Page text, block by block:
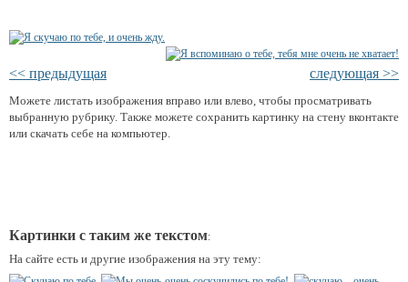
<< предыдущая следующая >>
Можете листать изображения вправо или влево, чтобы просматривать
выбранную рубрику. Также можете сохранить картинку на стену вконтакте
или скачать себе на компьютер.
Картинки с таким же текстом:
На сайте есть и другие изображения на эту тему: